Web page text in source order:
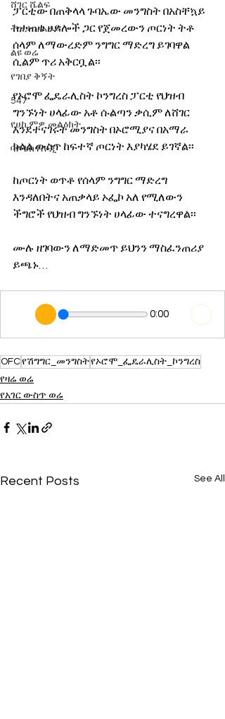
ሸገር ሼልፍ
ትዝታ ዘ አራዳ
ልዩ ወሬ
የገበያ ቅኝት
547
የሀኪምዎ መልዕክት
ባዮቴክኖሎጂ
ፓርቲው በጠቅላላ ጉባኤው መንግስት በአስቸኳይ
ከታጠቁ ሀይሎች ጋር የጀመረውን ጦርነት ትቶ
ሰላም ለማውረድም ንግግር ማድረግ ይገባዋል
ሲልም ጥሪ አቅርቧል፡፡
የኦሮሞ ፌዴራሊስት ኮንግረስ ፓርቲ የህዝብ
ግንኙነት ሀላፊው አቶ ሱልጣን ቃሲም ለሸገር
እንደተናገሩት መንግስት በኦሮሚያና በአማራ
ክልል ውስጥ ከፍተኛ ጦርነት እያካሄደ ይገኛል፡፡
ከጦርነት ወጥቶ የሰላም ንግግር ማድረግ
እንዳለበትና አጠቃላይ ኦፌኮ አለ የሚለውን
ችግሮች የህዝብ ግንኙነት ሀላፊው ተናግረዋል፡፡
ሙሉ ዘገባውን ለማድመጥ ይህንን ማስፈንጠሪያ
ይጫኑ…
0:00
OFCየሽግግር_መንግስትየኦሮሞ_ፌዴራሊስት_ኮንግረስ
የዛሬ ወሬ
የአገር ውስጥ ወሬ
Recent Posts See All